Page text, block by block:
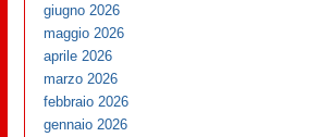
giugno 2026
maggio 2026
aprile 2026
marzo 2026
febbraio 2026
gennaio 2026